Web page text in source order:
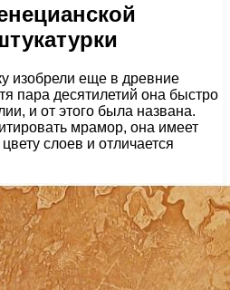
изобрели еще в древние
пара десятилетий она быстро
и от этого была названа.
мрамор, она имеет
слоев и отличается